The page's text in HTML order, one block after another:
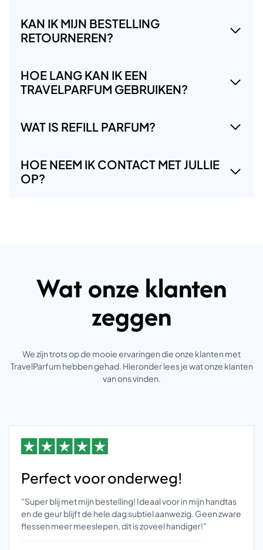
KAN IK MIJN BESTELLING
RETOURNEREN?
HOE LANG KAN IK EEN
TRAVELPARFUM GEBRUIKEN?
WAT IS REFILL PARFUM?
HOE NEEM IK CONTACT MET JULLIE
OP?
Wat onze klanten
zeggen
We zijn trots op de mooie ervaringen die onze klanten met
TravelParfum hebben gehad. Hieronder lees je wat onze klanten
van ons vinden.
Perfect voor onderweg!
“Super blij met mijn bestelling! Ideaal voor in mijn handtas
en de geur blijft de hele dag subtiel aanwezig. Geen zware
flessen meer meeslepen, dit is zoveel handiger!”